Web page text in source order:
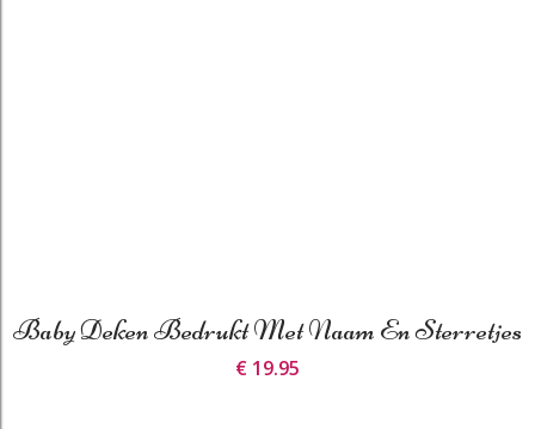
Baby Deken Bedrukt Met Naam En Sterretjes
€ 19.95